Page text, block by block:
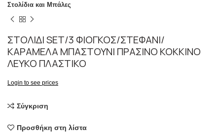
Στολίδια και Μπάλες
ΣΤΟΛΙΔΙ SET/3 ΦΙΟΓΚΟΣ/ΣΤΕΦΑΝΙ/
ΚΑΡΑΜΕΛΑ ΜΠΑΣΤΟΥΝΙ ΠΡΑΣΙΝΟ ΚΟΚΚΙΝΟ
ΛΕΥΚΟ ΠΛΑΣΤΙΚΟ
Login to see prices
Σύγκριση
Προσθήκη στη λίστα